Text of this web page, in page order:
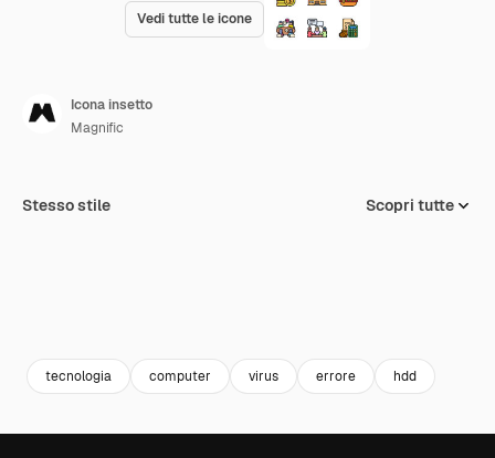
Vedi tutte le icone
Icona insetto
Magnific
Stesso stile Scopri tutte
tecnologia computer virus errore hdd